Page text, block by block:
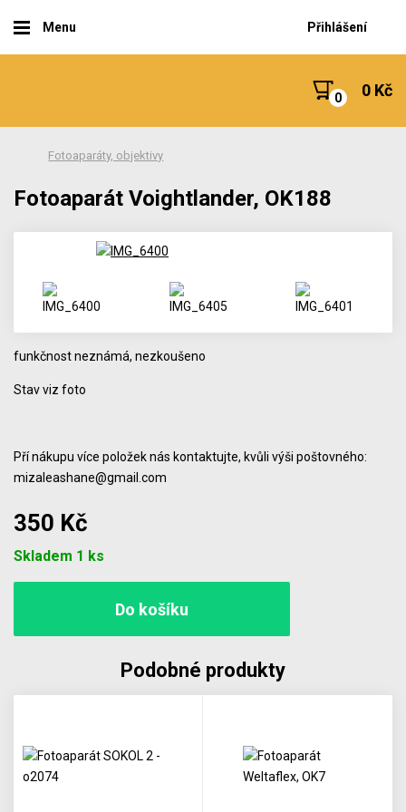
Menu Přihlášení
0 Kč
Fotoaparáty, objektivy
Fotoaparát Voightlander, OK188
funkčnost neznámá, nezkoušeno
Stav viz foto
Pří nákupu více položek nás kontaktujte, kvůli výši poštovného:
mizaleashane@gmail.com
350 Kč
Skladem 1 ks
Podobné produkty